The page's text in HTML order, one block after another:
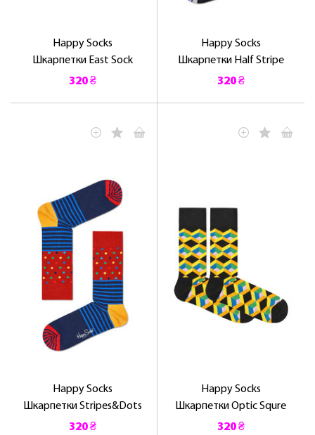
Happy Socks
Шкарпетки East Sock
320 ₴
Happy Socks
Шкарпетки Half Stripe
320 ₴
Happy Socks
Шкарпетки Stripes&Dots
320 ₴
Happy Socks
Шкарпетки Optic Squre
320 ₴